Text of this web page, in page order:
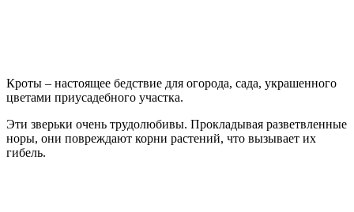
Кроты – настоящее бедствие для огорода, сада, украшенного
цветами приусадебного участка.
Эти зверьки очень трудолюбивы. Прокладывая разветвленные
норы, они повреждают корни растений, что вызывает их
гибель.